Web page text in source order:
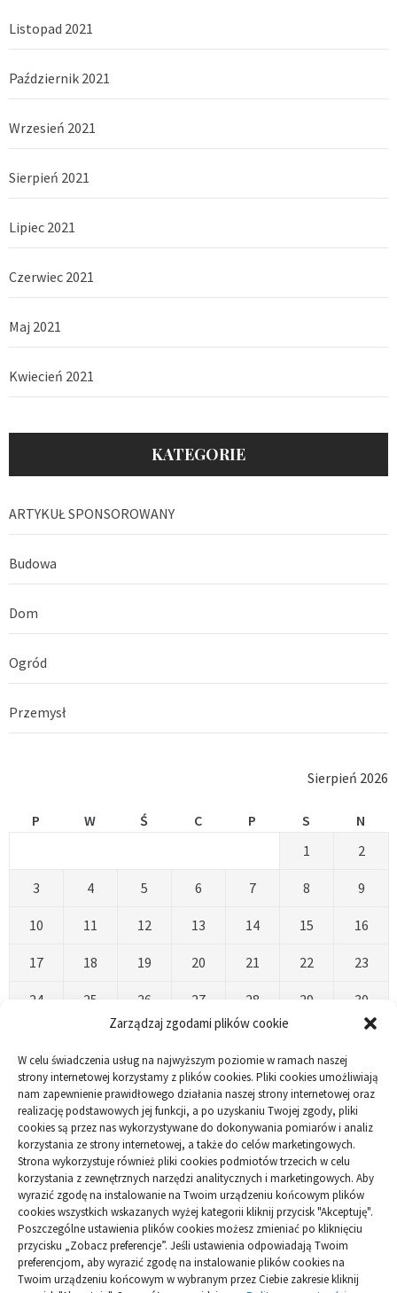
Zarządzaj zgodami plików cookie
W celu świadczenia usług na najwyższym poziomie w ramach naszej
strony internetowej korzystamy z plików cookies. Pliki cookies umożliwiają
nam zapewnienie prawidłowego działania naszej strony internetowej oraz
realizację podstawowych jej funkcji, a po uzyskaniu Twojej zgody, pliki
cookies są przez nas wykorzystywane do dokonywania pomiarów i analiz
korzystania ze strony internetowej, a także do celów marketingowych.
Strona wykorzystuje również pliki cookies podmiotów trzecich w celu
korzystania z zewnętrznych narzędzi analitycznych i marketingowych. Aby
wyrazić zgodę na instalowanie na Twoim urządzeniu końcowym plików
cookies wszystkich wskazanych wyżej kategorii kliknij przycisk "Akceptuję".
Poszczególne ustawienia plików cookies możesz zmieniać po kliknięciu
przycisku „Zobacz preferencje”. Jeśli ustawienia odpowiadają Twoim
preferencjom, aby wyrazić zgodę na instalowanie plików cookies na
Twoim urządzeniu końcowym w wybranym przez Ciebie zakresie kliknij
Listopad 2021
Październik 2021
Wrzesień 2021
Sierpień 2021
Lipiec 2021
Czerwiec 2021
Maj 2021
Kwiecień 2021
KATEGORIE
ARTYKUŁ SPONSOROWANY
Budowa
Dom
Ogród
Przemysł
Sierpień 2026
P W Ś C P S
N
1
2
3 4 5 6 7 8 9
10 11 12 13 14 15 16
17 18 19 20 21 22 23
24 25 26 27 28 29 30
« Kwi
Polityka plików cookies (EU) |Polityka prywatności